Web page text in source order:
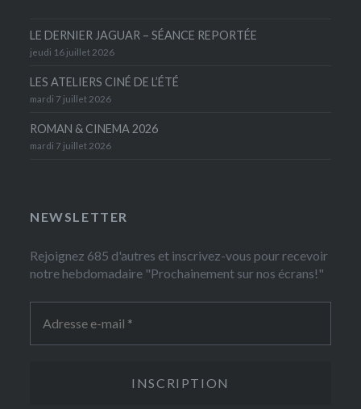
LE DERNIER JAGUAR – SÉANCE REPORTÉE
jeudi 16 juillet 2026
LES ATELIERS CINÉ DE L’ÉTÉ
mardi 7 juillet 2026
ROMAN & CINEMA 2026
mardi 7 juillet 2026
NEWSLETTER
Rejoignez 685 d'autres et inscrivez-vous pour recevoir
notre hebdomadaire "Prochainement sur nos écrans!"